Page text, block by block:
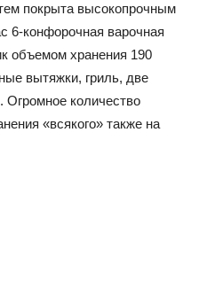
покрыта высокопрочным
6-конфорочная варочная
объемом хранения 190
вытяжки, гриль, две
количество
«всякого» также на